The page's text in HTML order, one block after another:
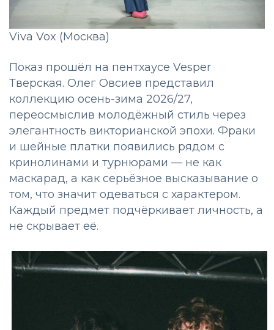
Viva Vox (Москва)
Показ прошёл на пентхаусе Vesper
Тверская. Олег Овсиев представил
коллекцию осень-зима 2026/27,
переосмыслив молодёжный стиль через
элегантность викторианской эпохи. Фраки
и шейные платки появились рядом с
кринолинами и турнюрами — не как
маскарад, а как серьёзное высказывание о
том, что значит одеваться с характером.
Каждый предмет подчёркивает личность, а
не скрывает её.